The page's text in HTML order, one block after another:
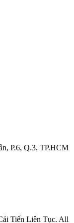
P.6, Q.3, TP.HCM
Tiến Liên Tục. All